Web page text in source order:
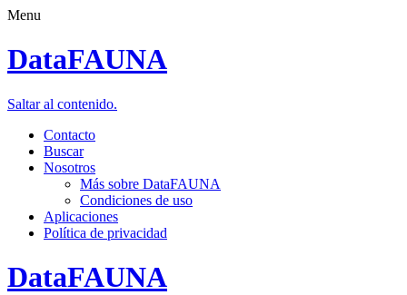
Menu
DataFAUNA
Saltar al contenido.
Contacto
Buscar
Nosotros
Más sobre DataFAUNA
Condiciones de uso
Aplicaciones
Política de privacidad
DataFAUNA